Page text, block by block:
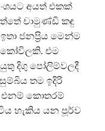
අයත් එකක්
චාමුණ්ඩි කඳු
ජනප්‍රිය මෙන්ම
කෝවිලකි. එම
දිගු පෝලිම්වලදී
තම ඉදිරි
එනම් කොතරම්
හැකිය යන පූර්ව